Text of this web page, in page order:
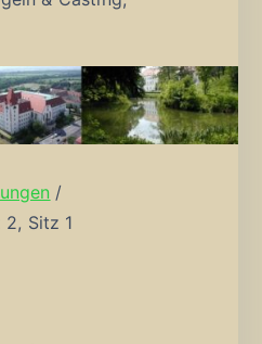
2, Sitz 1